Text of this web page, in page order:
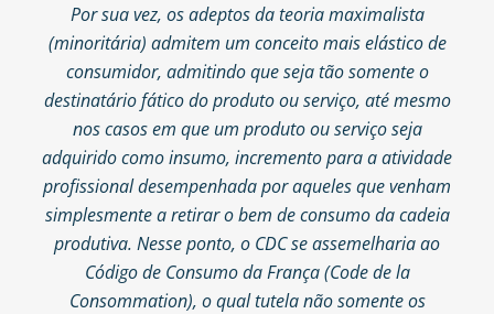
Por sua vez, os adeptos da teoria maximalista
(minoritária) admitem um conceito mais elástico de
consumidor, admitindo que seja tão somente o
destinatário fático do produto ou serviço, até mesmo
nos casos em que um produto ou serviço seja
adquirido como insumo, incremento para a atividade
profissional desempenhada por aqueles que venham
simplesmente a retirar o bem de consumo da cadeia
produtiva. Nesse ponto, o CDC se assemelharia ao
Código de Consumo da França (Code de la
Consommation), o qual tutela não somente os